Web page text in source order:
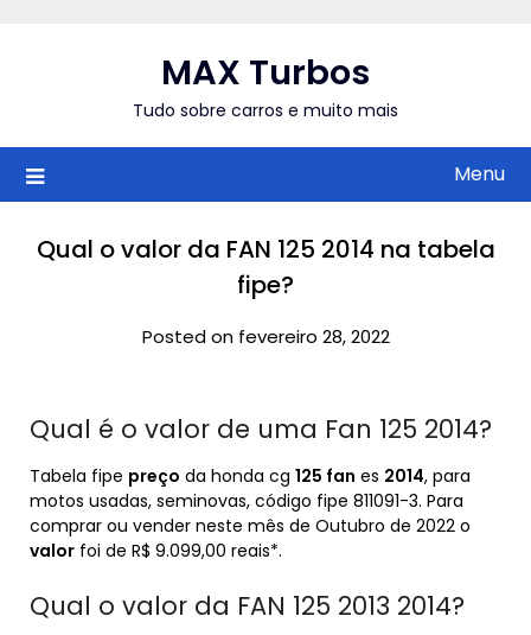
MAX Turbos
Tudo sobre carros e muito mais
Menu
Qual o valor da FAN 125 2014 na tabela
fipe?
Posted on fevereiro 28, 2022
Qual é o valor de uma Fan 125 2014?
Tabela fipe preço da honda cg 125 fan es 2014, para
motos usadas, seminovas, código fipe 811091-3. Para
comprar ou vender neste mês de Outubro de 2022 o
valor foi de R$ 9.099,00 reais*.
Qual o valor da FAN 125 2013 2014?